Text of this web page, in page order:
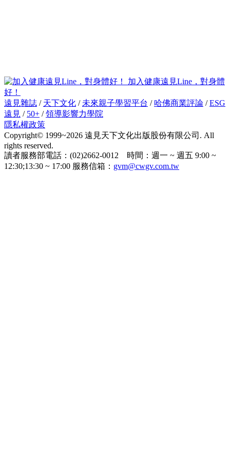
加入健康遠見Line，對身體
好！
遠見雜誌 / 天下文化 / 未來親子學習平台 / 哈佛商業評論 /ESG
遠見 / 50+ /領導影響力學院
隱私權政策
Copyright© 1999~2026 遠見天下文化出版股份有限公司. All
rights reserved.
讀者服務部電話：(02)2662-0012 時間：週一 ~ 週五 9:00 ~
12:30;13:30 ~ 17:00 服務信箱： gvm@cwgv.com.tw